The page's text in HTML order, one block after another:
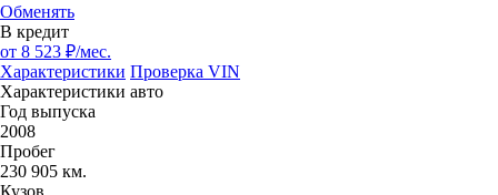
Обменять
В кредит
от 8 523 ₽/мес.
Характеристики Проверка VIN
Характеристики авто
Год выпуска
2008
Пробег
230 905 км.
Кузов